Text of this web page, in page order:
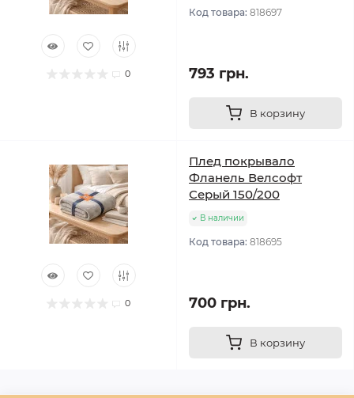
0
Код товара: 818697
793 грн.
В корзину
0
Плед покрывало
Фланель Велсофт
Серый 150/200
В наличии
Код товара: 818695
700 грн.
В корзину